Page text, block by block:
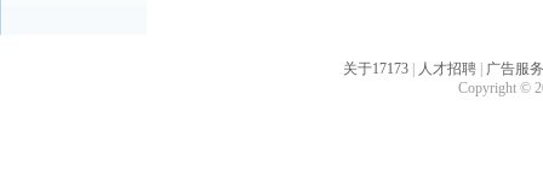
关于17173 人才招聘
广告服务
Copyright ©